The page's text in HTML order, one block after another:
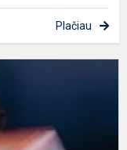
Plačiau